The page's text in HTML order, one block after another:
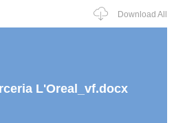
Download All
L'Oreal_vf.docx